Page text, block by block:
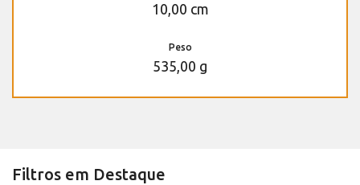
10,00 cm
Peso
535,00 g
Filtros em Destaque